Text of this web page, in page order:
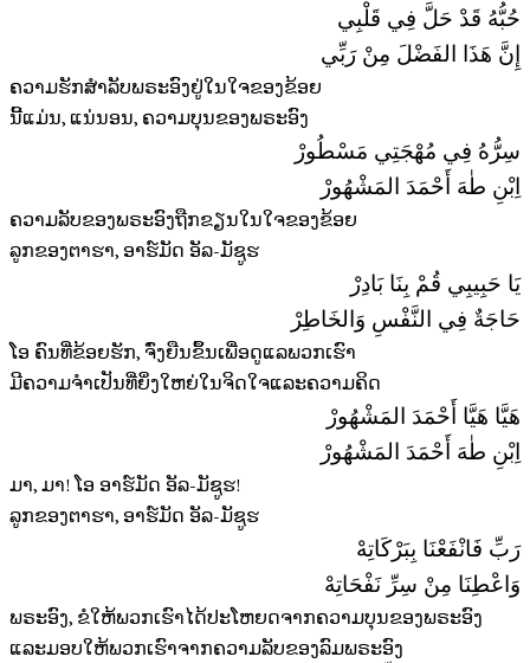
حُبُّهُ قَدْ حَلَّ فِي قَلْبِي
إِنَّ هَذَا الفَضْلَ مِنْ رَبِّي
ຄວາມຮັກສຳລັບພຣະອົງຢູ່ໃນໃຈຂອງຂ້ອຍ
ນີ້ແມ່ນ, ແນ່ນອນ, ຄວາມບຸນຂອງພຣະອົງ
سِرُّهُ فِي مُهْجَتِي مَسْطُورْ
اِبْنِ طٰهَ أَحْمَدَ المَشْهُورْ
ຄວາມລັບຂອງພຣະອົງຖືກຂຽນໃນໃຈຂອງຂ້ອຍ
ລູກຂອງຕາຮາ, ອາຮ໌ມັດ ອັລ-ມັຊູຮ
يَا حَبِيبِي قُمْ بِنَا بَادِرْ
حَاجَةٌ فِي النَّفْسِ وَالخَاطِرْ
ໂອ ຄົນທີ່ຂ້ອຍຮັກ, ຈົ່ງຍືນຂຶ້ນເພື່ອດູແລພວກເຮົາ
ມີຄວາມຈຳເປັນທີ່ຍິ່ງໃຫຍ່ໃນຈິດໃຈແລະຄວາມຄິດ
هَيَّا هَيَّا أَحْمَدَ المَشْهُورْ
اِبْنِ طٰهَ أَحْمَدَ المَشْهُورْ
ມາ, ມາ! ໂອ ອາຮ໌ມັດ ອັລ-ມັຊູຮ!
ລູກຂອງຕາຮາ, ອາຮ໌ມັດ ອັລ-ມັຊູຮ
رَبِّ فَانْفَعْنَا بِبَرْكَاتِهْ
وَاعْطِنَا مِنْ سِرِّ نَفْحَاتِهْ
ພຣະອົງ, ຂໍໃຫ້ພວກເຮົາໄດ້ປະໂຫຍດຈາກຄວາມບຸນຂອງພຣະອົງ
ແລະມອບໃຫ້ພວກເຮົາຈາກຄວາມລັບຂອງລົມພຣະອົງ